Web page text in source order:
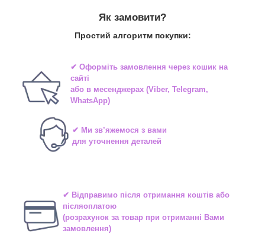
Як замовити?
Простий алгоритм покупки:
✔ Оформіть замовлення через кошик на
сайті
або в месенджерах(Viber, Telegram,
WhatsApp)
✔ Ми зв’яжемося з вами
для уточнення деталей
✔ Відправимо після отримання коштів або
післяоплатою
(розрахунок за товар при отриманні Вами
замовлення)